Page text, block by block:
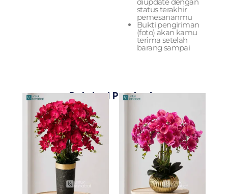
status terakhir
pemesananmu
Bukti pengiriman
(foto) akan kamu
terima setelah
barang sampai
Related Products